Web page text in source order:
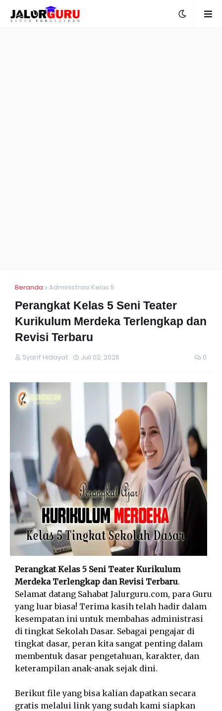
Beranda Administrasi Kelas 5
Perangkat Kelas 5 Seni Teater
Kurikulum Merdeka Terlengkap dan
Revisi Terbaru
Syarif Hidayat Juli 02, 2026 0
Perangkat Kelas 5 Seni Teater Kurikulum
Merdeka Terlengkap dan Revisi Terbaru.
Selamat datang Sahabat Jalurguru.com, para Guru
yang luar biasa! Terima kasih telah hadir dalam
kesempatan ini untuk membahas administrasi
di tingkat Sekolah Dasar. Sebagai pengajar di
tingkat dasar, peran kita sangat penting dalam
membentuk dasar pengetahuan, karakter, dan
keterampilan anak-anak sejak dini.
Berikut file yang bisa kalian dapatkan secara
gratis melalui link yang sudah kami siapkan